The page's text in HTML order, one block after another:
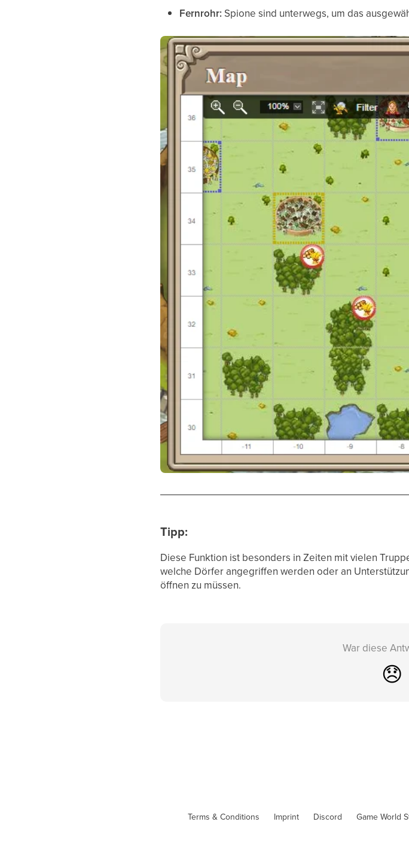
Fernrohr: Spione sind unterwegs, um das
Tipp:
Diese Funktion ist besonders in Zeiten mit vielen
welche Dörfer angegriffen werden oder an
öffnen zu müssen.
War diese
😞
Terms & Conditions Imprint Discord Game World